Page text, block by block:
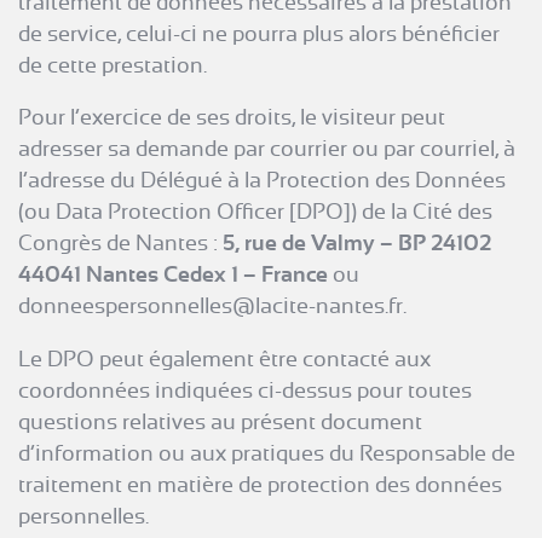
de service, celui-ci ne pourra plus alors bénéficier
de cette prestation.
Pour l’exercice de ses droits, le visiteur peut
adresser sa demande par courrier ou par courriel, à
l’adresse du Délégué à la Protection des Données
(ou Data Protection Officer [DPO]) de la Cité des
Congrès de Nantes : 5, rue de Valmy – BP 24102
44041 Nantes Cedex 1 – France ou
donneespersonnelles@lacite-nantes.fr.
Le DPO peut également être contacté aux
coordonnées indiquées ci-dessus pour toutes
questions relatives au présent document
d’information ou aux pratiques du Responsable de
traitement en matière de protection des données
personnelles.